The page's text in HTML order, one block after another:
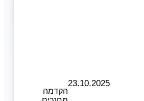
23.10.2025
הקדמה